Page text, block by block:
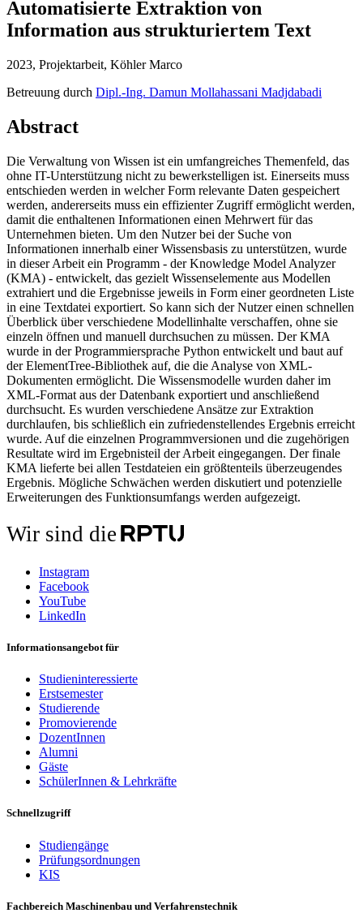
Automatisierte Extraktion von
Information aus strukturiertem Text
2023, Projektarbeit, Köhler Marco
Betreuung durch Dipl.-Ing. Damun Mollahassani Madjdabadi
Abstract
Die Verwaltung von Wissen ist ein umfangreiches Themenfeld, das
ohne IT-Unterstützung nicht zu bewerkstelligen ist. Einerseits muss
entschieden werden in welcher Form relevante Daten gespeichert
werden, andererseits muss ein effizienter Zugriff ermöglicht werden,
damit die enthaltenen Informationen einen Mehrwert für das
Unternehmen bieten. Um den Nutzer bei der Suche von
Informationen innerhalb einer Wissensbasis zu unterstützen, wurde
in dieser Arbeit ein Programm - der Knowledge Model Analyzer
(KMA) - entwickelt, das gezielt Wissenselemente aus Modellen
extrahiert und die Ergebnisse jeweils in Form einer geordneten Liste
in eine Textdatei exportiert. So kann sich der Nutzer einen schnellen
Überblick über verschiedene Modellinhalte verschaffen, ohne sie
einzeln öffnen und manuell durchsuchen zu müssen. Der KMA
wurde in der Programmiersprache Python entwickelt und baut auf
der ElementTree-Bibliothek auf, die die Analyse von XML-
Dokumenten ermöglicht. Die Wissensmodelle wurden daher im
XML-Format aus der Datenbank exportiert und anschließend
durchsucht. Es wurden verschiedene Ansätze zur Extraktion
durchlaufen, bis schließlich ein zufriedenstellendes Ergebnis erreicht
wurde. Auf die einzelnen Programmversionen und die zugehörigen
Resultate wird im Ergebnisteil der Arbeit eingegangen. Der finale
KMA lieferte bei allen Testdateien ein größtenteils überzeugendes
Ergebnis. Mögliche Schwächen werden diskutiert und potenzielle
Erweiterungen des Funktionsumfangs werden aufgezeigt.
Wir sind die
Instagram
Facebook
YouTube
LinkedIn
Informationsangebot für
Studieninteressierte
Erstsemester
Studierende
Promovierende
DozentInnen
Alumni
Gäste
SchülerInnen & Lehrkräfte
Schnellzugriff
Studiengänge
Prüfungsordnungen
KIS
Fachbereich Maschinenbau und Verfahrenstechnik